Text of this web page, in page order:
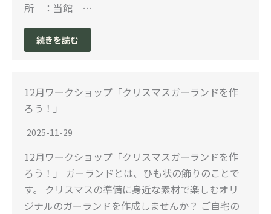
所 ：当館 …
続きを読む
12月ワークショップ「クリスマスガーランドを作
ろう！」
2025-11-29
12月ワークショップ「クリスマスガーランドを作
ろう！」 ガーランドとは、ひも状の飾りのことで
す。 クリスマスの準備に身近な素材で楽しむオリ
ジナルのガーランドを作成しませんか？ ご自宅の